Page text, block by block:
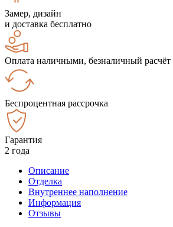
Замер, дизайн
и доставка бесплатно
Оплата наличными, безналичный расчёт
Беспроцентная рассрочка
Гарантия
2 года
Описание
Отделка
Внутреннее наполнение
Информация
Отзывы